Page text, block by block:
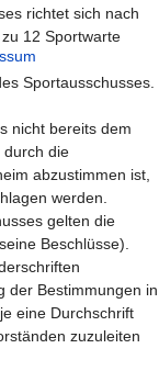
richtet sich nach
12 Sportwarte
Sportausschusses.
nicht bereits dem
durch die
abzustimmen ist,
werden.
gelten die
Beschlüsse).
der Bestimmungen in
eine Durchschrift
zuzuleiten